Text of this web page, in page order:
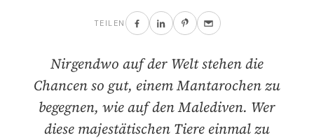
TEILEN
Nirgendwo auf der Welt stehen die
Chancen so gut, einem Mantarochen zu
begegnen, wie auf den Malediven. Wer
diese majestätischen Tiere einmal zu